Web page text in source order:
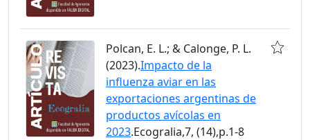
Polcan, E. L.; & Calonge, P. L.
(2023).Impacto de la
influenza aviar en las
exportaciones argentinas de
productos avícolas en
2023.Ecogralia,7, (14),p.1-8